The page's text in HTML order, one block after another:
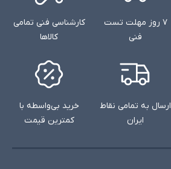
۷ روز مهلت تست
فنی
کارشناسی فنی تمامی
کالاها
ارسال به تمامی نقاط
ایران
خرید بی‌واسطه با
کمترین قیمت